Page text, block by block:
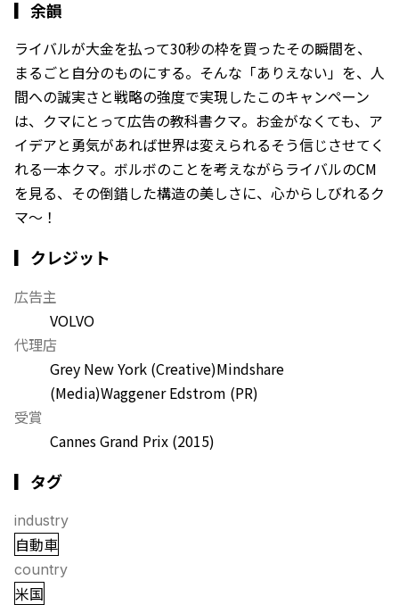
▎ 余韻
ライバルが大金を払って30秒の枠を買ったその瞬間を、
まるごと自分のものにする。そんな「ありえない」を、人
間への誠実さと戦略の強度で実現したこのキャンペーン
は、クマにとって広告の教科書クマ。お金がなくても、ア
イデアと勇気があれば世界は変えられる――そう信じさせてく
れる一本クマ。ボルボのことを考えながらライバルのCM
を見る、その倒錯した構造の美しさに、心からしびれるク
マ〜！
▎クレジット
広告主
VOLVO
代理店
Grey New York (Creative)Mindshare
(Media)Waggener Edstrom (PR)
受賞
Cannes Grand Prix (2015)
▎タグ
industry
自動車
country
米国